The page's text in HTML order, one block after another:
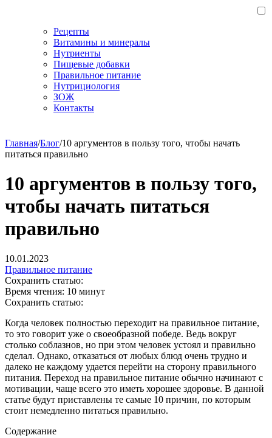
Рецепты
Витамины и минералы
Нутриенты
Пищевые добавки
Правильное питание
Нутрициология
ЗОЖ
Контакты
Главная/Блог/10 аргументов в пользу того, чтобы начать
питаться правильно
10 аргументов в пользу того,
чтобы начать питаться
правильно
10.01.2023
Правильное питание
Сохранить статью:
Время чтения: 10 минут
Сохранить статью:
Когда человек полностью переходит на правильное питание,
то это говорит уже о своеобразной победе. Ведь вокруг
столько соблазнов, но при этом человек устоял и правильно
сделал. Однако, отказаться от любых блюд очень трудно и
далеко не каждому удается перейти на сторону правильного
питания. Переход на правильное питание обычно начинают с
мотивации, чаще всего это иметь хорошее здоровье. В данной
статье будут приставлены те самые 10 причин, по которым
стоит немедленно питаться правильно.
Содержание